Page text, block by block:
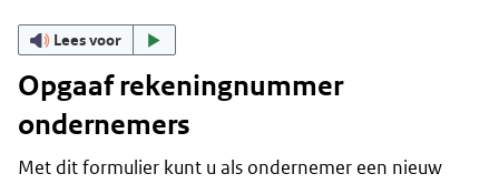
Lees voor
Opgaaf rekeningnummer
ondernemers
Met dit formulier kunt u als ondernemer een nieuw